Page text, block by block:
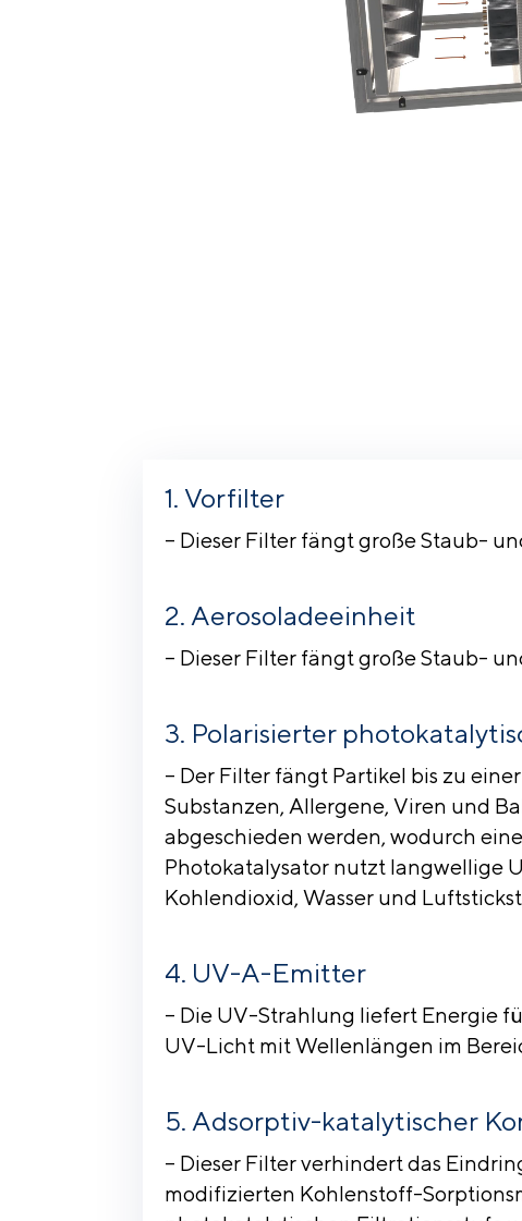
Vorfilter
– Dieser Filter fängt große Staub-
Aerosoladeeinheit
– Dieser Filter fängt große Staub-
Polarisierter
– Der Filter fängt Partikel bis zu
Substanzen, Allergene, Viren und
abgeschieden werden, wodurch
Photokatalysator nutzt langwellige
Kohlendioxid, Wasser und
UV-A-Emitter
– Die UV-Strahlung liefert Energie
UV-Licht mit Wellenlängen im
Adsorptiv-katalytischer
– Dieser Filter verhindert das
modifizierten Kohlenstoff-